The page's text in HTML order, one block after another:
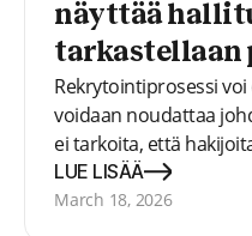
näyttää
tarkastellaan
Rekrytointiprosessi
voidaan noudattaa
ei tarkoita, että
tavalla. Tässä
vaihtelua esiintyy ja
LUE LISÄÄ
March 18, 2026